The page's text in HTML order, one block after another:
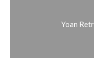
Yoan